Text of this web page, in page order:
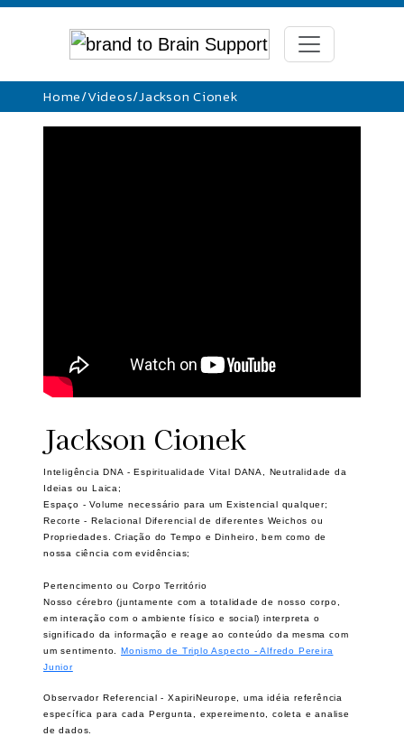
Home/Videos/Jackson Cionek
Jackson Cionek
Inteligência DNA - Espiritualidade Vital DANA, Neutralidade da
Ideias ou Laica;
Espaço - Volume necessário para um Existencial qualquer;
Recorte - Relacional Diferencial de diferentes Weichos ou
Propriedades. Criação do Tempo e Dinheiro, bem como de
nossa ciência com evidências;
Pertencimento ou Corpo Território
Nosso cérebro (juntamente com a totalidade de nosso corpo,
em interação com o ambiente físico e social) interpreta o
significado da informação e reage ao conteúdo da mesma com
um sentimento.
Monismo de Triplo Aspecto -Alfredo Pereira
Junior
Observador Referencial - XapiriNeurope, uma idéia referência
específica para cada Pergunta, expereimento, coleta e analise
de dados.